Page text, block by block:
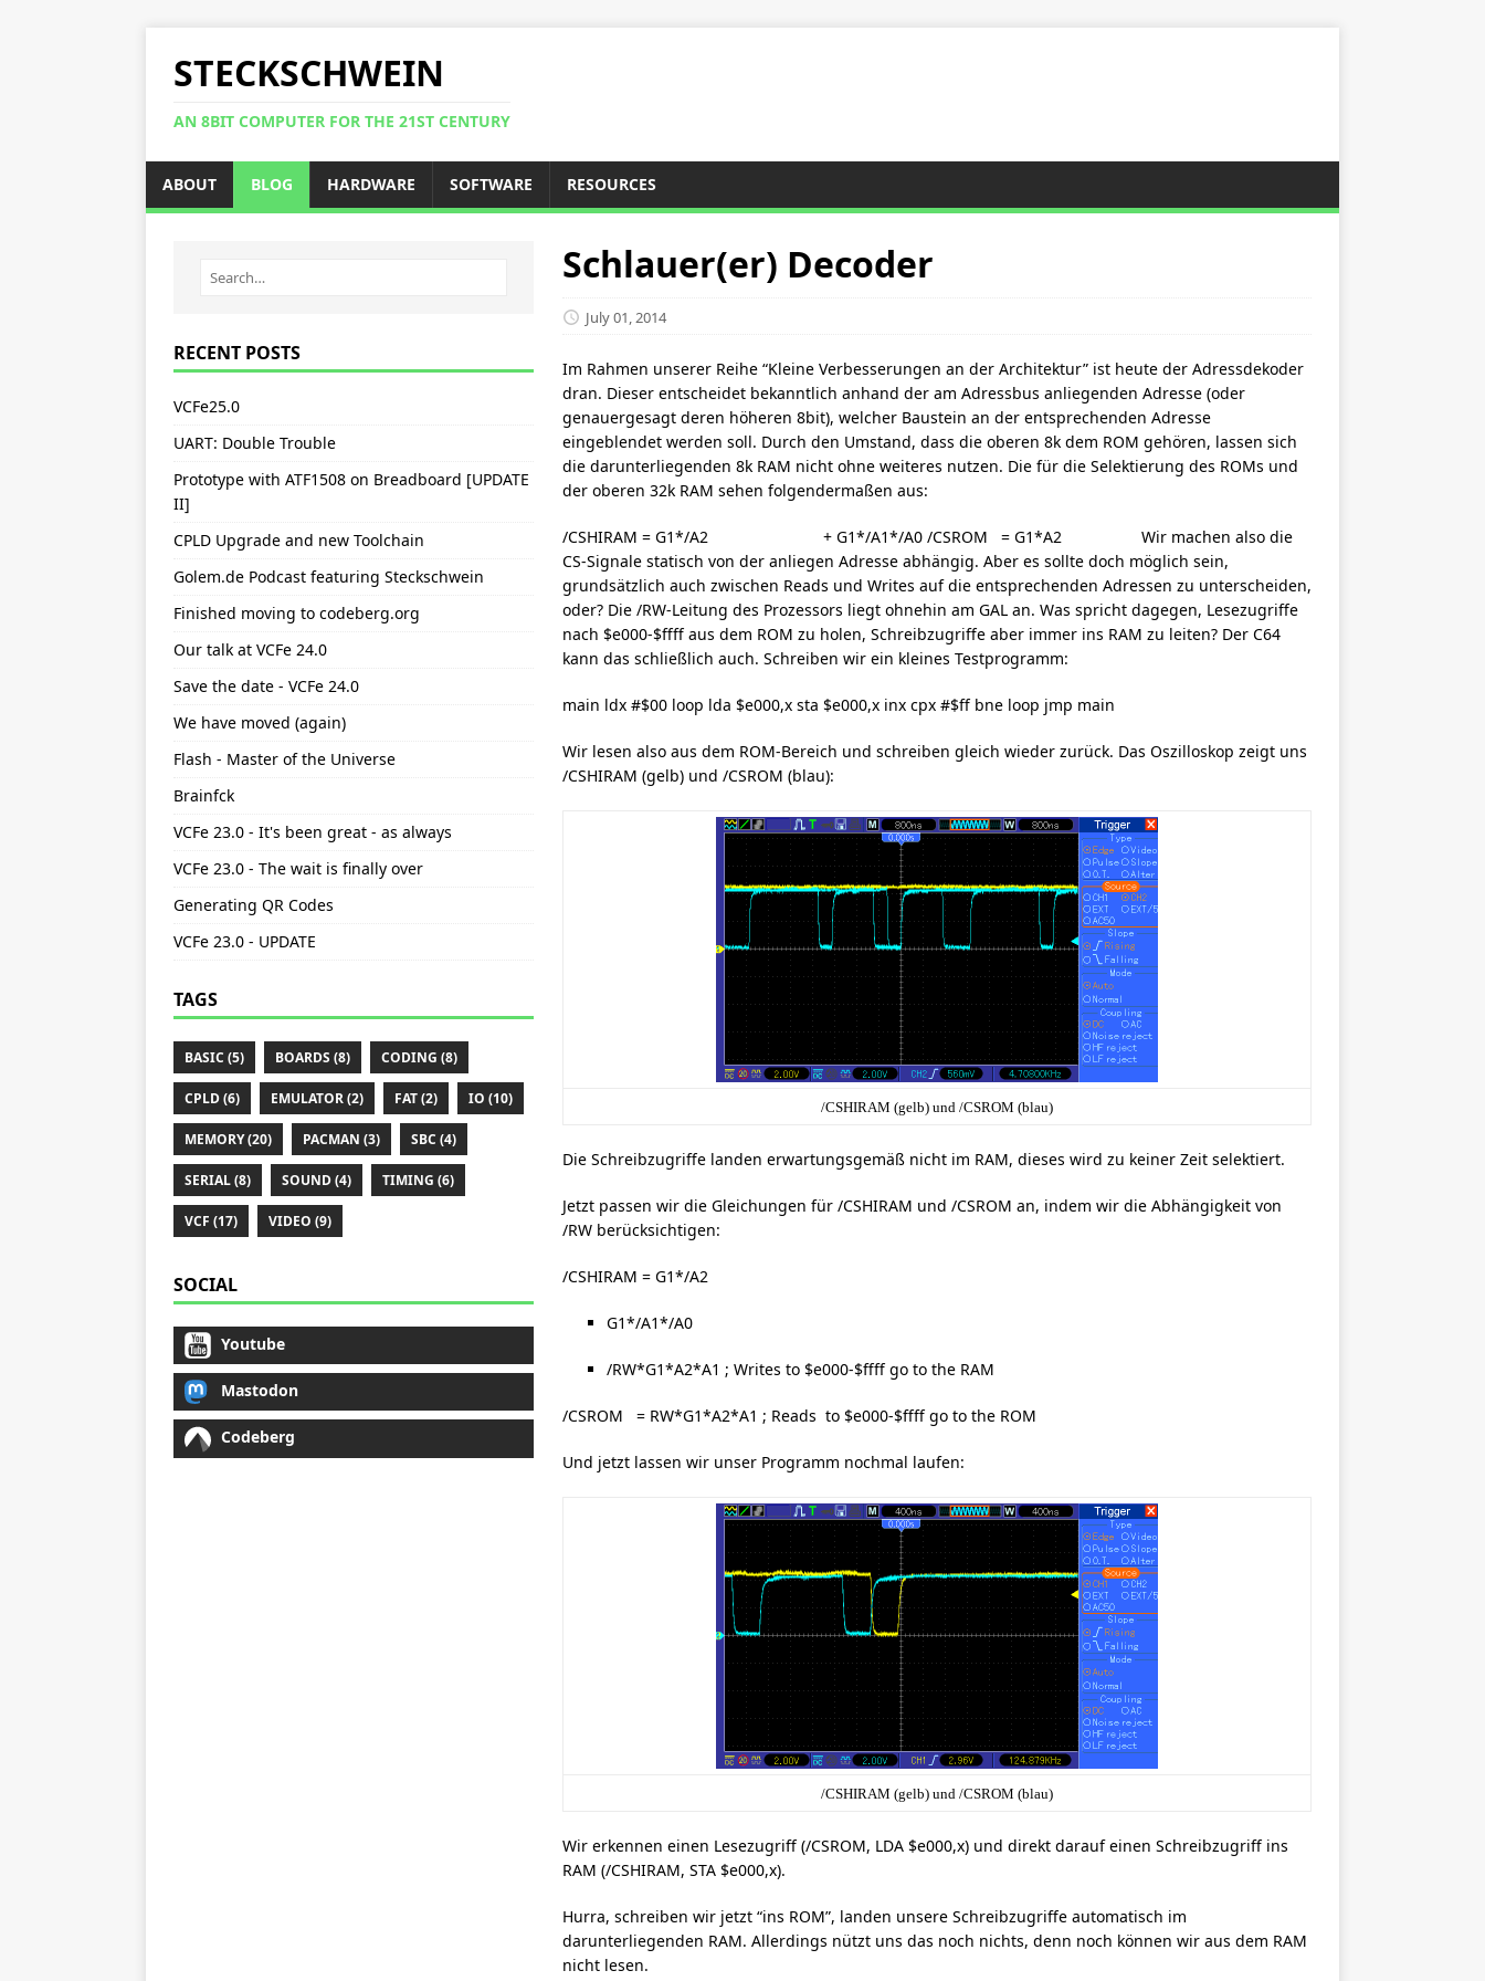
STECKSCHWEIN
AN 8BIT COMPUTER FOR THE 21ST CENTURY
ABOUT BLOG HARDWARE SOFTWARE RESOURCES
Schlauer(er) Decoder
July 01, 2014
Im Rahmen unserer Reihe “Kleine Verbesserungen an der Architektur” ist heute der Adressdekoder
dran. Dieser entscheidet bekanntlich anhand der am Adressbus anliegenden Adresse (oder
genauergesagt deren höheren 8bit), welcher Baustein an der entsprechenden Adresse
eingeblendet werden soll. Durch den Umstand, dass die oberen 8k dem ROM gehören, lassen sich
die darunterliegenden 8k RAM nicht ohne weiteres nutzen. Die für die Selektierung des ROMs und
der oberen 32k RAM sehen folgendermaßen aus:
/CSHIRAM = G1*/A2 + G1*/A1*/A0 /CSROM = G1*A2 Wir machen also die
CS-Signale statisch von der anliegen Adresse abhängig. Aber es sollte doch möglich sein,
grundsätzlich auch zwischen Reads und Writes auf die entsprechenden Adressen zu unterscheiden,
oder? Die /RW-Leitung des Prozessors liegt ohnehin am GAL an. Was spricht dagegen, Lesezugriffe
nach $e000-$ffff aus dem ROM zu holen, Schreibzugriffe aber immer ins RAM zu leiten? Der C64
kann das schließlich auch. Schreiben wir ein kleines Testprogramm:
main ldx #$00 loop lda $e000,x sta $e000,x inx cpx #$ff bne loop jmp main
Wir lesen also aus dem ROM-Bereich und schreiben gleich wieder zurück. Das Oszilloskop zeigt uns
/CSHIRAM (gelb) und /CSROM (blau):
/CSHIRAM (gelb) und /CSROM (blau)
Die Schreibzugriffe landen erwartungsgemäß nicht im RAM, dieses wird zu keiner Zeit selektiert.
Jetzt passen wir die Gleichungen für /CSHIRAM und /CSROM an, indem wir die Abhängigkeit von
/RW berücksichtigen:
/CSHIRAM = G1*/A2
G1*/A1*/A0
/RW*G1*A2*A1 ; Writes to $e000-$ffff go to the RAM
/CSROM = RW*G1*A2*A1 ; Reads to $e000-$ffff go to the ROM
Und jetzt lassen wir unser Programm nochmal laufen:
/CSHIRAM (gelb) und /CSROM (blau)
Wir erkennen einen Lesezugriff (/CSROM, LDA $e000,x) und direkt darauf einen Schreibzugriff ins
RAM (/CSHIRAM, STA $e000,x).
Hurra, schreiben wir jetzt “ins ROM”, landen unsere Schreibzugriffe automatisch im
darunterliegenden RAM. Allerdings nützt uns das noch nichts, denn noch können wir aus dem RAM
nicht lesen.
RECENT POSTS
VCFe25.0
UART: Double Trouble
Prototype with ATF1508 on Breadboard [UPDATE
II]
CPLD Upgrade and new Toolchain
Golem.de Podcast featuring Steckschwein
Finished moving to codeberg.org
Our talk at VCFe 24.0
Save the date - VCFe 24.0
We have moved (again)
Flash - Master of the Universe
Brainfck
VCFe 23.0 - It's been great - as always
VCFe 23.0 - The wait is finally over
Generating QR Codes
VCFe 23.0 - UPDATE
TAGS
BASIC (5) BOARDS (8) CODING (8)
CPLD (6) EMULATOR (2) FAT (2) IO (10)
MEMORY (20) PACMAN (3) SBC (4)
SERIAL (8) SOUND (4) TIMING (6)
VCF (17) VIDEO (9)
SOCIAL
Youtube
Mastodon
Codeberg